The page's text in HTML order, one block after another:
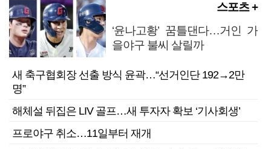
스포츠 +
‘윤나고황’ 꿈틀댄다…거인 가
을야구 불씨 살릴까
새 축구협회장 선출 방식 윤곽…“선거인단 192→2만
명”
해체설 뒤집은 LIV 골프…새 투자자 확보 ‘기사회생’
프로야구 취소…11일부터 재개